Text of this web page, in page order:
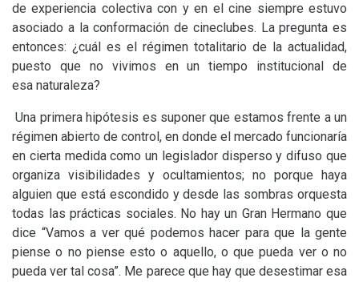
de experiencia colectiva con y en el cine siempre estuvo
asociado a la conformación de cineclubes. La pregunta es
entonces: ¿cuál es el régimen totalitario de la actualidad,
puesto que no vivimos en un tiempo institucional de
esa naturaleza?
Una primera hipótesis es suponer que estamos frente a un
régimen abierto de control, en donde el mercado funcionaría
en cierta medida como un legislador disperso y difuso que
organiza visibilidades y ocultamientos; no porque haya
alguien que está escondido y desde las sombras orquesta
todas las prácticas sociales. No hay un Gran Hermano que
dice “Vamos a ver qué podemos hacer para que la gente
piense o no piense esto o aquello, o que pueda ver o no
pueda ver tal cosa”. Me parece que hay que desestimar esa